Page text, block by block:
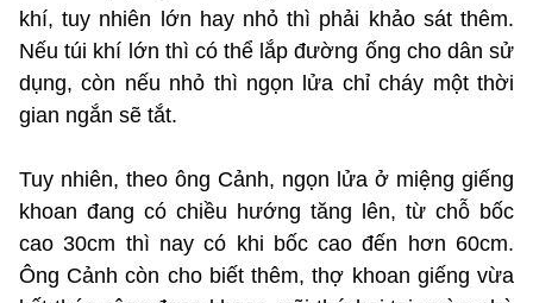
khí, tuy nhiên lớn hay nhỏ thì phải khảo sát thêm.
Nếu túi khí lớn thì có thể lắp đường ống cho dân sử
dụng, còn nếu nhỏ thì ngọn lửa chỉ cháy một thời
gian ngắn sẽ tắt.
Tuy nhiên, theo ông Cảnh, ngọn lửa ở miệng giếng
khoan đang có chiều hướng tăng lên, từ chỗ bốc
cao 30cm thì nay có khi bốc cao đến hơn 60cm.
Ông Cảnh còn cho biết thêm, thợ khoan giếng vừa